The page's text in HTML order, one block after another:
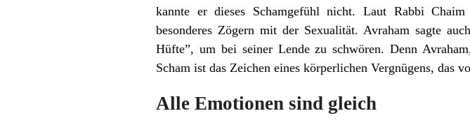
kannte er dieses Schamgefühl nicht. Laut Rabbi
besonderes Zögern mit der Sexualität. Avraham sagte
Hüfte”, um bei seiner Lende zu schwören. Denn
Scham ist das Zeichen eines körperlichen Vergnügens, das
Alle Emotionen sind gleich